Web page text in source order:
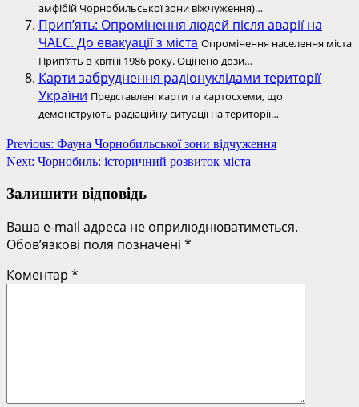
амфібій Чорнобильської зони віжчуження)…
Прип’ять: Опромінення людей після аварії на
ЧАЕС. До евакуації з міста Опромінення населення міста
Прип’ять в квітні 1986 року. Оцінено дози…
Карти забруднення радіонуклідами території
України Представлені карти та картосхеми, що
демонструють радіаційну ситуації на території…
Post
navigation
Previous: Фауна Чорнобильської зони відчуження
Next: Чорнобиль: історичний розвиток міста
Залишити відповідь
Ваша e-mail адреса не оприлюднюватиметься.
Обов’язкові поля позначені *
Коментар *